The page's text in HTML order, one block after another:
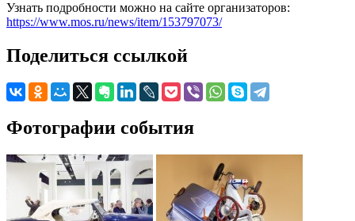
Узнать подробности можно на сайте организаторов:
https://www.mos.ru/news/item/153797073/
Поделиться ссылкой
Фотографии события